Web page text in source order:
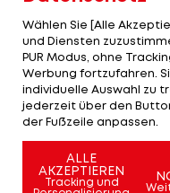
Motorrädern und
So steigen wir erst
einem Werksteam
Motorrad-WM
Mehr zum
Wählen Sie [Alle
und Diensten
PUR Modus, ohne
Werbung fortzufahren.
individuelle Auswahl zu
jederzeit über den
der Fußzeile anpassen.
ALLE
AKZEPTIEREN
Tracking und